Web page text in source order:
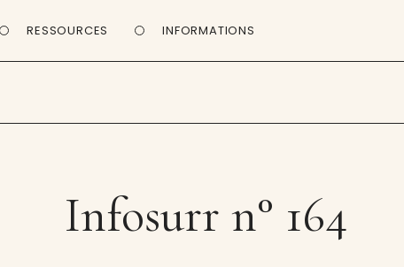
RESSOURCES INFORMATIONS
Infosurr n° 164